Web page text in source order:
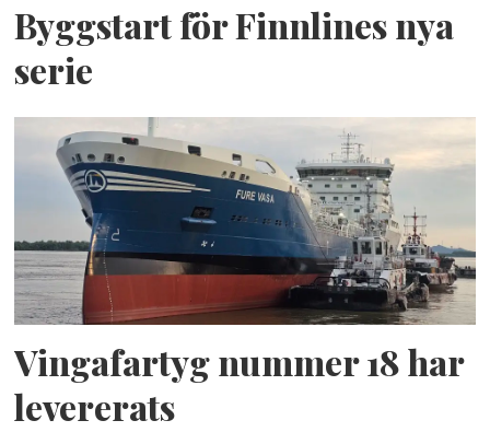
Byggstart för Finnlines nya
serie
Vingafartyg nummer 18 har
levererats